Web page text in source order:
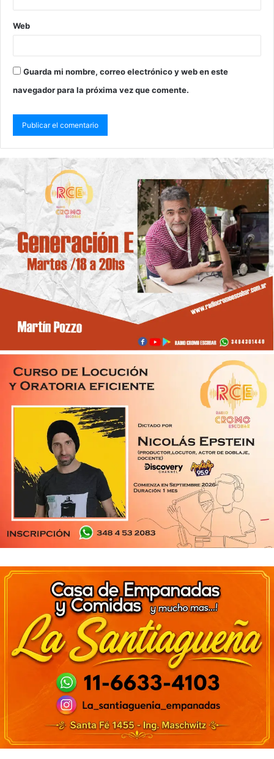
Web
Guarda mi nombre, correo electrónico y web en este
navegador para la próxima vez que comente.